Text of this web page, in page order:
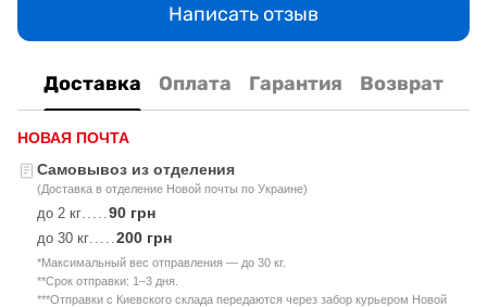
Написать отзыв
Доставка Оплата Гарантия Возврат
НОВАЯ ПОЧТА
Самовывоз из отделения
(Доставка в отделение Новой почты по Украине)
до 2 кг 90 грн
до 30 кг 200 грн
*Максимальный вес отправления — до 30 кг.
**Срок отправки: 1–3 дня.
***Отправки с Киевского склада передаются через забор курьером Новой